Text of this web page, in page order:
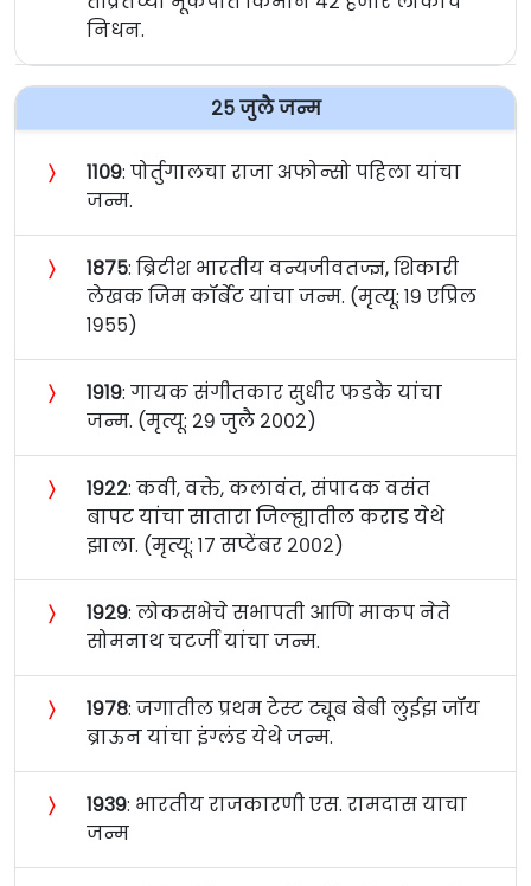
निधन.
२५ जुलै जन्म
〉 ११०९: पोर्तुगालचा राजा अफोन्सो पहिला यांचा
जन्म.
〉 १८७५: ब्रिटीश भारतीय वन्यजीवतज्ज्ञ, शिकारी
लेखक जिम कॉर्बेट यांचा जन्म. (मृत्यू: १९ एप्रिल
१९५५)
〉 १९१९: गायक संगीतकार सुधीर फडके यांचा
जन्म. (मृत्यू: २९ जुलै २००२)
〉 १९२२: कवी, वक्ते, कलावंत, संपादक वसंत
बापट यांचा सातारा जिल्ह्यातील कराड येथे
झाला. (मृत्यू: १७ सप्टेंबर २००२)
〉 १९२९: लोकसभेचे सभापती आणि माकप नेते
सोमनाथ चटर्जी यांचा जन्म.
〉 १९७८: जगातील प्रथम टेस्ट ट्यूब बेबी लुईझ जॉय
ब्राऊन यांचा इंग्लंड येथे जन्म.
〉 १९३९: भारतीय राजकारणी एस. रामदास याचा
जन्म